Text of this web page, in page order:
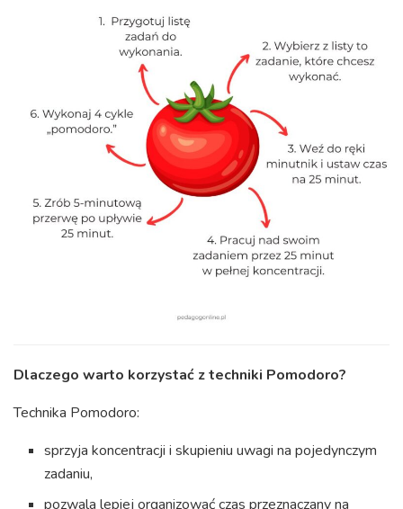
Dlaczego warto korzystać z techniki Pomodoro?
Technika Pomodoro:
sprzyja koncentracji i skupieniu uwagi na pojedynczym
zadaniu,
pozwala lepiej organizować czas przeznaczany na